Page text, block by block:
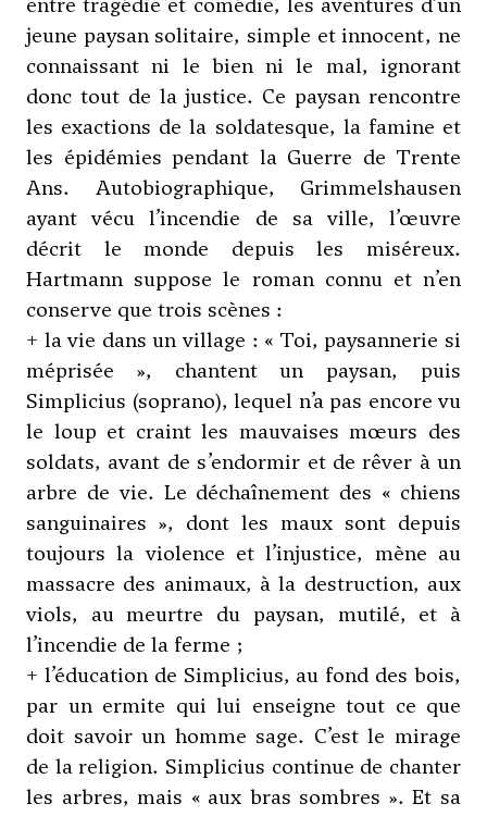
jeune paysan solitaire, simple et innocent, ne
connaissant ni le bien ni le mal, ignorant
donc tout de la justice. Ce paysan rencontre
les exactions de la soldatesque, la famine et
les épidémies pendant la Guerre de Trente
Ans. Autobiographique, Grimmelshausen
ayant vécu l’incendie de sa ville, l’œuvre
décrit le monde depuis les miséreux.
Hartmann suppose le roman connu et n’en
conserve que trois scènes :
+ la vie dans un village : « Toi, paysannerie si
méprisée », chantent un paysan, puis
Simplicius (soprano), lequel n’a pas encore vu
le loup et craint les mauvaises mœurs des
soldats, avant de s’endormir et de rêver à un
arbre de vie. Le déchaînement des « chiens
sanguinaires », dont les maux sont depuis
toujours la violence et l’injustice, mène au
massacre des animaux, à la destruction, aux
viols, au meurtre du paysan, mutilé, et à
l’incendie de la ferme ;
+ l’éducation de Simplicius, au fond des bois,
par un ermite qui lui enseigne tout ce que
doit savoir un homme sage. C’est le mirage
de la religion. Simplicius continue de chanter
les arbres, mais « aux bras sombres ». Et sa